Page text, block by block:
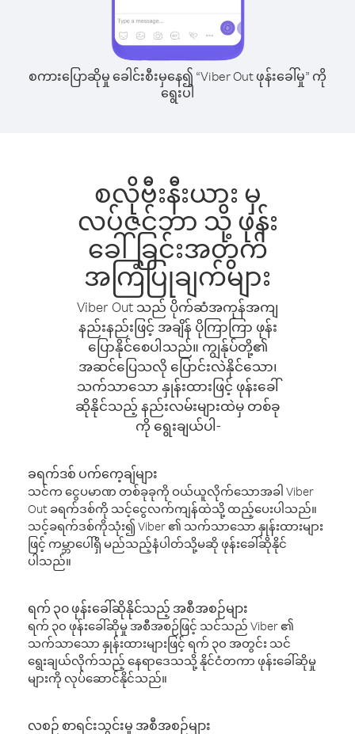
စကားပြောဆိုမှု ခေါင်းစီးမှနေ၍ “Viber Out ဖုန်းခေါ်မှု” ကို
ရွေးပါ
စလိုဗီးနီးယား မှ
လပ်ဇင်ဘာ သို့ ဖုန်း
ခေါ်ခြင်းအတွက်
အကြံပြုချက်များ
Viber Out သည် ပိုက်ဆံအကုန်အကျ
နည်းနည်းဖြင့် အချိန် ပိုကြာကြာ ဖုန်း
ပြောနိုင်စေပါသည်။ ကျွန်ုပ်တို့၏
အဆင်ပြေသလို ပြောင်းလဲနိုင်သော၊
သက်သာသော နှုန်းထားဖြင့် ဖုန်းခေါ်
ဆိုနိုင်သည့် နည်းလမ်းများထဲမှ တစ်ခု
ကို ရွေးချယ်ပါ-
ခရက်ဒစ် ပက်ကေ့ချ်များ
သင်က ငွေပမာဏ တစ်ခုခုကို ဝယ်ယူလိုက်သောအခါ Viber
Out ခရက်ဒစ်ကို သင့်ငွေလက်ကျန်ထဲသို့ ထည့်ပေးပါသည်။
သင့်ခရက်ဒစ်ကိုသုံး၍ Viber ၏ သက်သာသော နှုန်းထားများ
ဖြင့် ကမ္ဘာပေါ်ရှိ မည်သည့်နံပါတ်သို့မဆို ဖုန်းခေါ်ဆိုနိုင်
ပါသည်။
ရက် ၃၀ ဖုန်းခေါ်ဆိုနိုင်သည့် အစီအစဉ်များ
ရက် ၃၀ ဖုန်းခေါ်ဆိုမှု အစီအစဉ်ဖြင့် သင်သည် Viber ၏
သက်သာသော နှုန်းထားများဖြင့် ရက် ၃၀ အတွင်း သင်
ရွေးချယ်လိုက်သည့် နေရာဒေသသို့ နိုင်ငံတကာ ဖုန်းခေါ်ဆိုမှု
များကို လုပ်ဆောင်နိုင်သည်။
လစဉ် စာရင်းသွင်းမှု အစီအစဉ်များ